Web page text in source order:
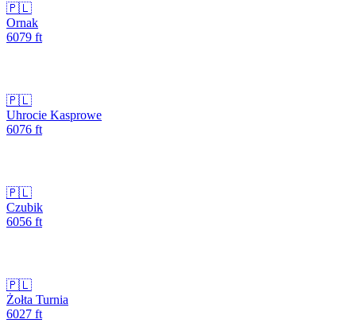
🇵🇱
Ornak
6079 ft
🇵🇱
Uhrocie Kasprowe
6076 ft
🇵🇱
Czubik
6056 ft
🇵🇱
Żołta Turnia
6027 ft